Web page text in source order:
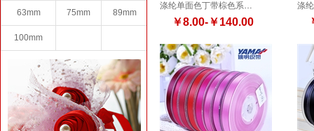
63mm 75mm 89mm
100mm
涤纶单面色丁带棕色系列25种颜色 17种尺寸
￥8.00-￥140.00